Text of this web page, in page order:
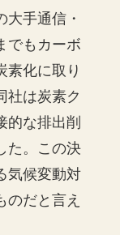
手通信・
でもカーボ
素化に取り
社は炭素ク
的な排出削
た。この決
気候変動対
のだと言え